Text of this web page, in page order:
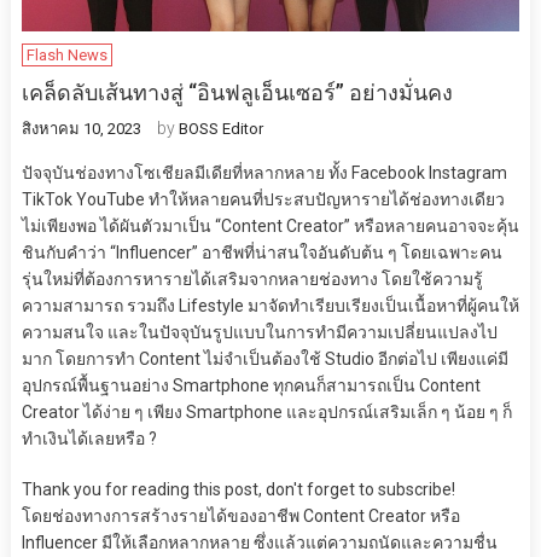
Flash News
เคล็ดลับเส้นทางสู่ “อินฟลูเอ็นเซอร์” อย่างมั่นคง
สิงหาคม 10, 2023 by BOSS Editor
ปัจจุบันช่องทางโซเชียลมีเดียที่หลากหลาย ทั้ง Facebook Instagram
TikTok YouTube ทำให้หลายคนที่ประสบปัญหารายได้ช่องทางเดียว
ไม่เพียงพอ ได้ผันตัวมาเป็น “Content Creator” หรือหลายคนอาจจะคุ้น
ชินกับคำว่า “Influencer” อาชีพที่น่าสนใจอันดับต้น ๆ โดยเฉพาะคน
รุ่นใหม่ที่ต้องการหารายได้เสริมจากหลายช่องทาง โดยใช้ความรู้
ความสามารถ รวมถึง Lifestyle มาจัดทำเรียบเรียงเป็นเนื้อหาที่ผู้คนให้
ความสนใจ และในปัจจุบันรูปแบบในการทำมีความเปลี่ยนแปลงไป
มาก โดยการทำ Content ไม่จำเป็นต้องใช้ Studio อีกต่อไป เพียงแค่มี
อุปกรณ์พื้นฐานอย่าง Smartphone ทุกคนก็สามารถเป็น Content
Creator ได้ง่าย ๆ เพียง Smartphone และอุปกรณ์เสริมเล็ก ๆ น้อย ๆ ก็
ทำเงินได้เลยหรือ ?
Thank you for reading this post, don't forget to subscribe!
โดยช่องทางการสร้างรายได้ของอาชีพ Content Creator หรือ
Influencer มีให้เลือกหลากหลาย ซึ่งแล้วแต่ความถนัดและความชื่น